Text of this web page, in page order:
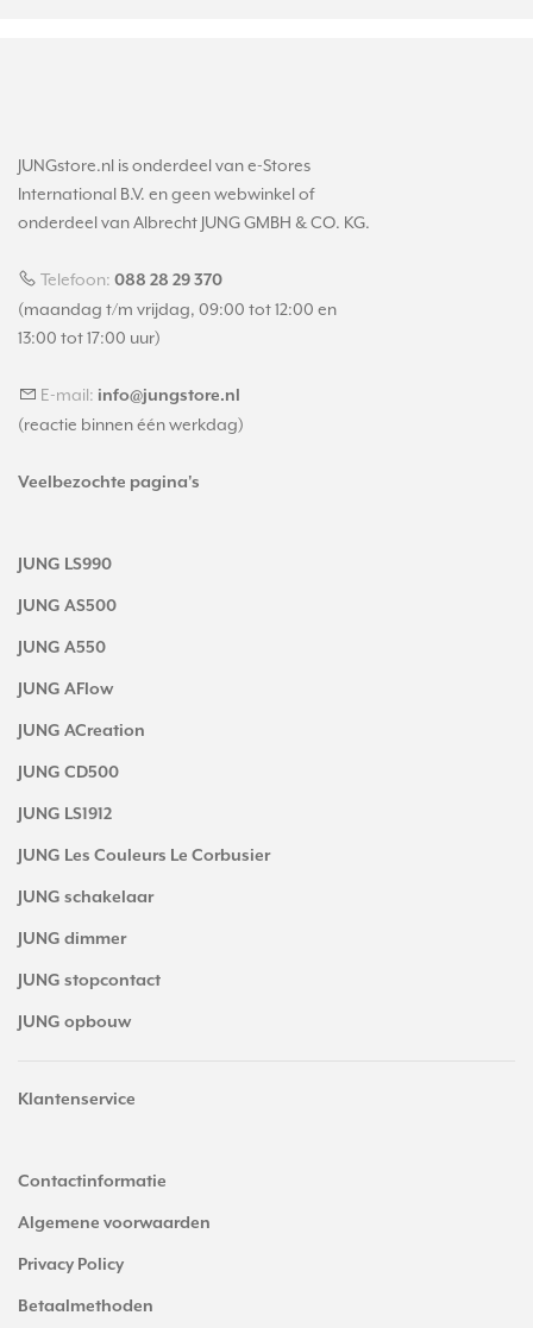
JUNGstore.nl is onderdeel van e-Stores
International B.V. en geen webwinkel of
onderdeel van Albrecht JUNG GMBH & CO. KG.
Telefoon: 088 28 29 370
(maandag t/m vrijdag, 09:00 tot 12:00 en
13:00 tot 17:00 uur)
E-mail: info@jungstore.nl
(reactie binnen één werkdag)
Veelbezochte pagina's
JUNG LS990
JUNG AS500
JUNG A550
JUNG AFlow
JUNG ACreation
JUNG CD500
JUNG LS1912
JUNG Les Couleurs Le Corbusier
JUNG schakelaar
JUNG dimmer
JUNG stopcontact
JUNG opbouw
Klantenservice
Contactinformatie
Algemene voorwaarden
Privacy Policy
Betaalmethoden